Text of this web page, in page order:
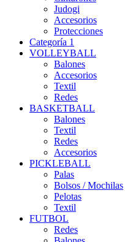
Judogi
Accesorios
Protecciones
Categoría 1
VOLLEYBALL
Balones
Accesorios
Textil
Redes
BASKETBALL
Balones
Textil
Redes
Accesorios
PICKLEBALL
Palas
Bolsos / Mochilas
Pelotas
Textil
FUTBOL
Redes